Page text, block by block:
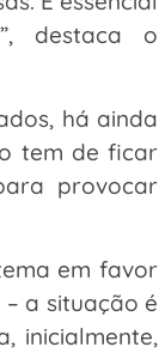
destaca o
há ainda
tem de ficar
provocar
em favor
a situação é
inicialmente,